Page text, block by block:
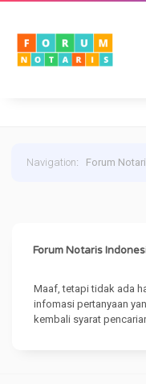
Navigation: Forum
Forum Notaris
Maaf, tetapi tidak ada
infomasi pertanyaan
kembali syarat